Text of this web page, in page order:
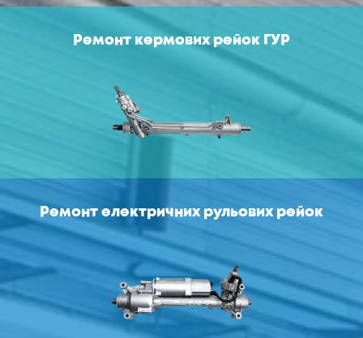
Ремонт кермових рейок ГУР
Ремонт електричних рульових рейок